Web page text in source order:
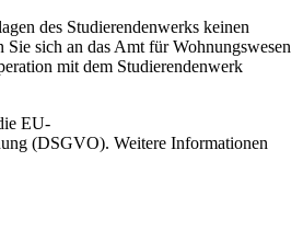
des Studierendenwerks keinen
sich an das Amt für Wohnungswesen
mit dem Studierendenwerk
EU-
(DSGVO). Weitere Informationen